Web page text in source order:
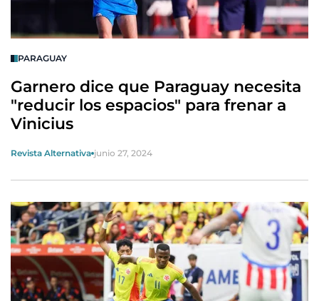
PARAGUAY
Garnero dice que Paraguay necesita
"reducir los espacios" para frenar a
Vinicius
Revista Alternativa junio 27, 2024